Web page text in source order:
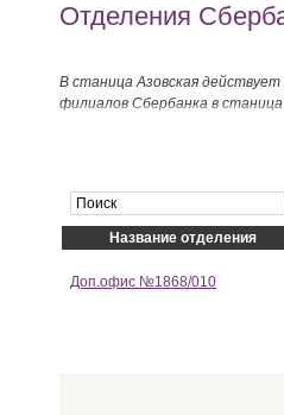
Отделения
В станица Азовская
филиалов Сбербанка в
Название отделения
Доп.офис №1868/010